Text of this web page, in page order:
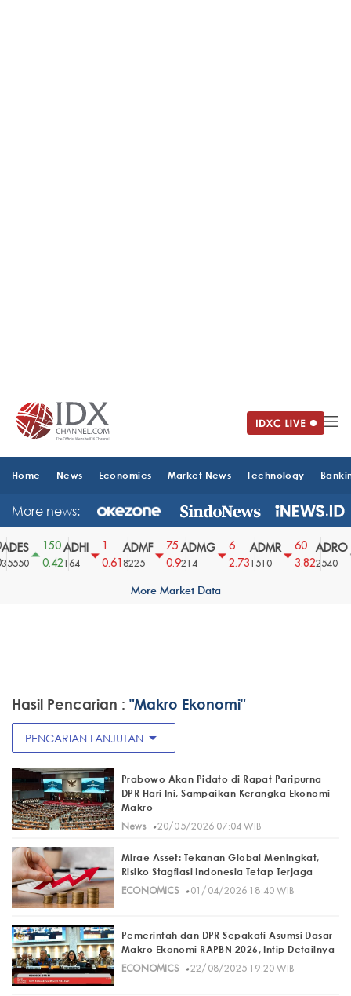
Home News Economics Market News Technology
More news:
150
0.42
ADHI
164
0.61
ADMF
8225
75
0.9
ADMG
214
2.73
ADMR
1510
60
3.82
ADRO
2540
More Market Data
Hasil Pencarian : "Makro Ekonomi"
PENCARIAN LANJUTAN arrow_drop_down
Prabowo Akan Pidato di Rapat Paripurna
DPR Hari Ini, Sampaikan Kerangka Ekonomi
Makro
News· 20/05/2026 07:04 WIB
Mirae Asset: Tekanan Global Meningkat,
Risiko Stagflasi Indonesia Tetap Terjaga
ECONOMICS· 01/04/2026 18:40 WIB
Pemerintah dan DPR Sepakati Asumsi Dasar
Makro Ekonomi RAPBN 2026, Intip Detailnya
ECONOMICS· 22/08/2025 19:20 WIB